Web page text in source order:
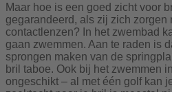
Maar hoe is een goed zicht voor
gegarandeerd, als zij zich zorgen
contactlenzen? In het zwembad
gaan zwemmen. Aan te raden is
sprongen maken van de
bril taboe. Ook bij het zwemmen
ongeschikt – al met één golf kan